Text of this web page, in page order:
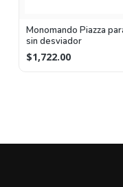
Monomando Piazza
sin desviador
$1,722.00